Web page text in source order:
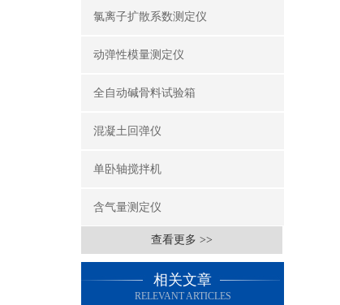
氯离子扩散系数测定仪
动弹性模量测定仪
全自动碱骨料试验箱
混凝土回弹仪
单卧轴搅拌机
含气量测定仪
查看更多 >>
相关文章
RELEVANT ARTICLES